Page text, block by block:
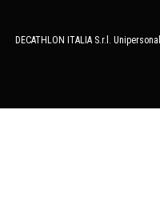
DECATHLON ITALIA S.r.l.